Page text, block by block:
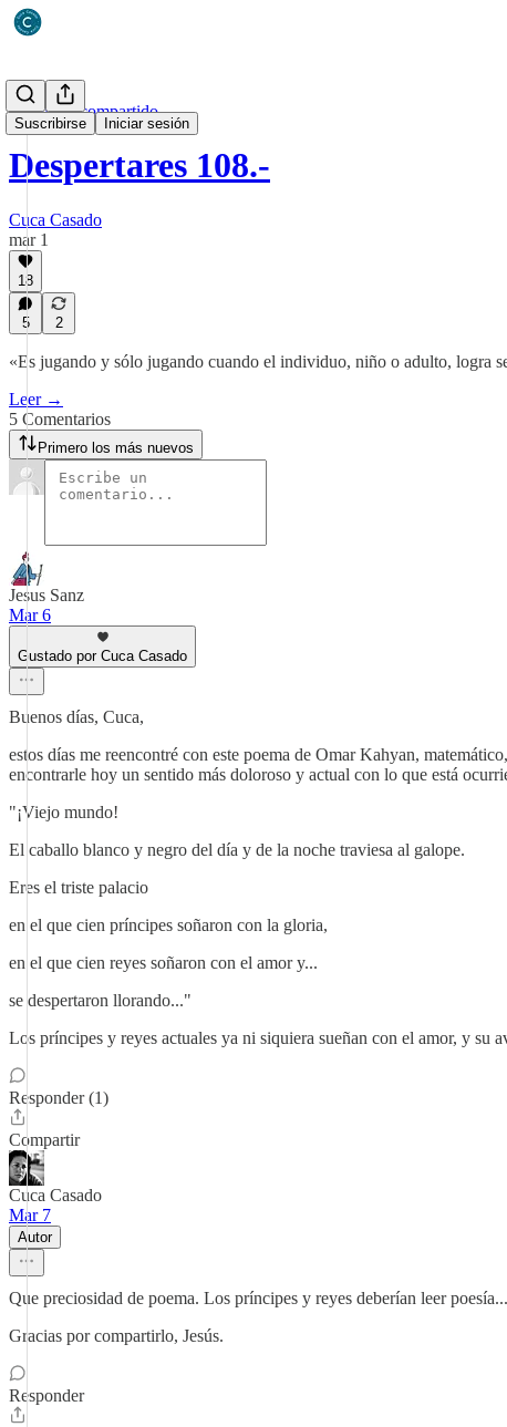
Suscribirse Iniciar sesión
Un diario compartido
Despertares 108.-
Cuca Casado
mar 1
18
5 2
«Es jugando y sólo jugando cuando el individuo, niño o adulto, logra
Leer →
5 Comentarios
Primero los más nuevos
Jesus Sanz
Mar 6
Gustado por Cuca Casado
Buenos días, Cuca,
estos días me reencontré con este poema de Omar Kahyan,
encontrarle hoy un sentido más doloroso y actual con lo que está
"¡Viejo mundo!
El caballo blanco y negro del día y de la noche traviesa al galope.
Eres el triste palacio
en el que cien príncipes soñaron con la gloria,
en el que cien reyes soñaron con el amor y...
se despertaron llorando..."
Los príncipes y reyes actuales ya ni siquiera sueñan con el amor, y su
Responder (1)
Compartir
Cuca Casado
Mar 7
Autor
Que preciosidad de poema. Los príncipes y reyes deberían leer
Gracias por compartirlo, Jesús.
Responder